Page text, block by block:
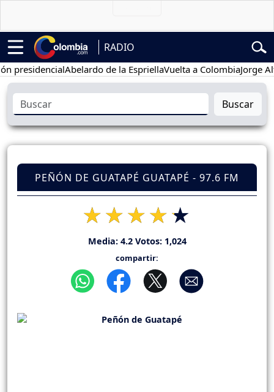
RADIO
Abelardo de la EspriellaVuelta a ColombiaJorge
Buscar
PEÑÓN DE GUATAPÉ GUATAPÉ - 97.6 FM
Media: 4.2Votos: 1,024
compartir: